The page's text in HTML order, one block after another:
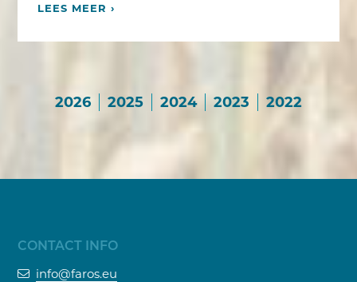
LEES MEER ›
2026 2025 2024 2023 2022
CONTACT INFO
info@faros.eu